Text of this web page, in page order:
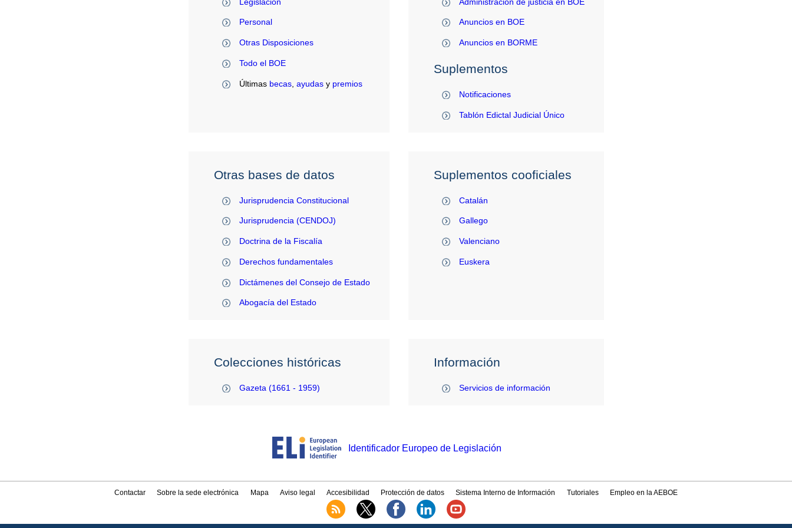
Personal
Otras Disposiciones
Todo el BOE
Últimas becas, ayudasy premios
Anuncios en BOE
Anuncios en BORME
Suplementos
Notificaciones
Tablón Edictal Judicial Único
Otras bases de datos
Jurisprudencia Constitucional
Jurisprudencia (CENDOJ)
Doctrina de la Fiscalía
Derechos fundamentales
Dictámenes del Consejo de Estado
Abogacía del Estado
Suplementos cooficiales
Catalán
Gallego
Valenciano
Euskera
Colecciones históricas
Gazeta (1661 - 1959)
Información
Servicios de información
Identificador Europeo de Legislación
Contactar Sobre la sede electrónica Mapa Aviso legal Accesibilidad Protección de datos Sistema Interno de Información Tutoriales Empleo en la AEBOE